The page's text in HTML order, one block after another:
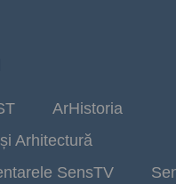
ArHistoria
Arhitectură
SensTV